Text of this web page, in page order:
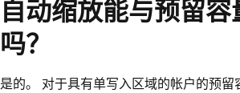
自动缩放能与预留
吗？
是的。 对于具有单写入区域的帐户的预